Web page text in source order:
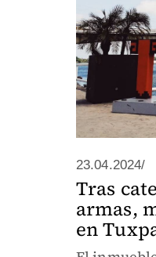
23.04.2024/
Tras
armas,
en